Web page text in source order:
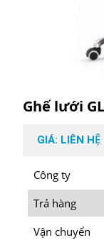
Ghế lưới
GIÁ: LIÊN HỆ
Công ty
Trả hàng
Vận chuyển